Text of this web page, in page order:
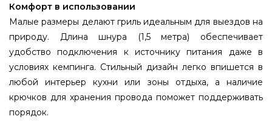
Комфорт в использовании
Малые размеры делают гриль идеальным для выездов на
природу. Длина шнура (1,5 метра) обеспечивает
удобство подключения к источнику питания даже в
условиях кемпинга. Стильный дизайн легко впишется в
любой интерьер кухни или зоны отдыха, а наличие
крючков для хранения провода поможет поддерживать
порядок.